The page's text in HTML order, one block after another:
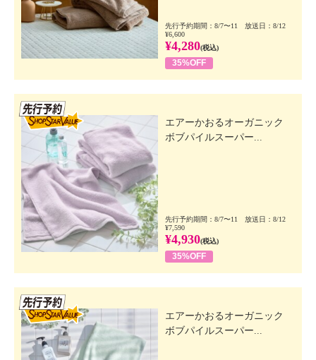
先行予約期間：8/7〜11 放送日：8/12
¥6,600
¥4,280(税込)
35%OFF
エアーかおるオーガニック
ボブパイルスーパー...
先行予約期間：8/7〜11 放送日：8/12
¥7,590
¥4,930(税込)
35%OFF
エアーかおるオーガニック
ボブパイルスーパー...